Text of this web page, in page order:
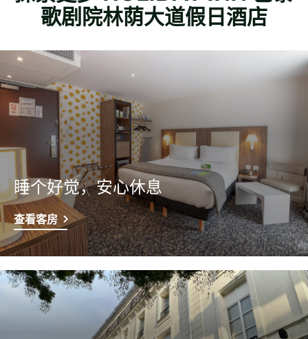
歌剧院林荫大道假日酒店
睡个好觉，安心休息
查看客房